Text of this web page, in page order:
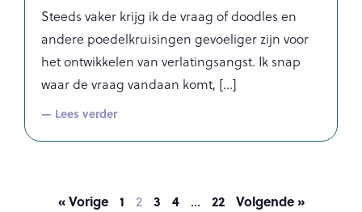
Steeds vaker krijg ik de vraag of doodles en
andere poedelkruisingen gevoeliger zijn voor
het ontwikkelen van verlatingsangst. Ik snap
waar de vraag vandaan komt,
— Lees verder
« Vorige 1 2 3 4 … 22 Volgende »